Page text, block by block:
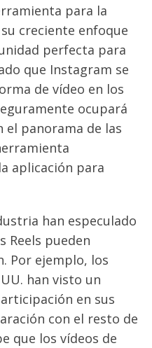
para la
creciente enfoque
perfecta para
que Instagram se
de vídeo en los
ocupará
el panorama de las
aplicación para
han especulado
Reels pueden
Por ejemplo, los
han visto un
en sus
con el resto de
que los vídeos de